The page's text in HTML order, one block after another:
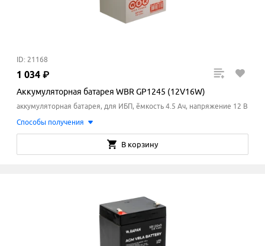
ID: 21168
1 034 ₽
Аккумуляторная батарея WBR GP1245 (12V16W)
аккумуляторная батарея, для ИБП, ёмкость 4.5 Ач, напряжение 12 В
Способы получения
В корзину